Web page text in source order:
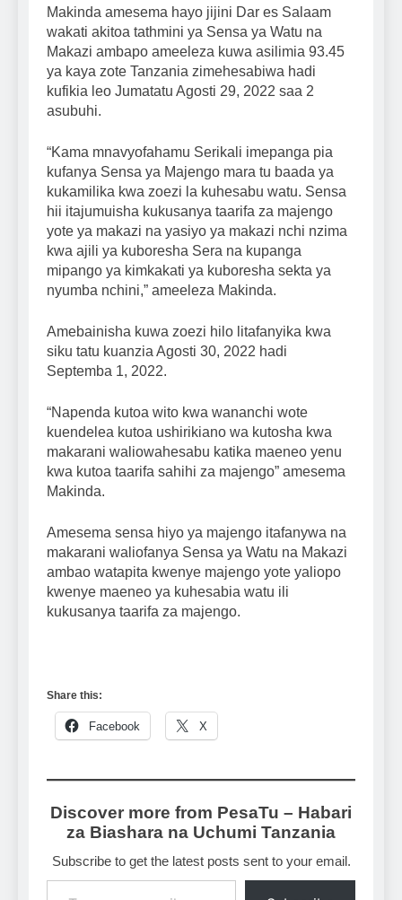
Makinda amesema hayo jijini Dar es Salaam
wakati akitoa tathmini ya Sensa ya Watu na
Makazi ambapo ameeleza kuwa asilimia 93.45
ya kaya zote Tanzania zimehesabiwa hadi
kufikia leo Jumatatu Agosti 29, 2022 saa 2
asubuhi.
“Kama mnavyofahamu Serikali imepanga pia
kufanya Sensa ya Majengo mara tu baada ya
kukamilika kwa zoezi la kuhesabu watu. Sensa
hii itajumuisha kukusanya taarifa za majengo
yote ya makazi na yasiyo ya makazi nchi nzima
kwa ajili ya kuboresha Sera na kupanga
mipango ya kimkakati ya kuboresha sekta ya
nyumba nchini,” ameeleza Makinda.
Amebainisha kuwa zoezi hilo litafanyika kwa
siku tatu kuanzia Agosti 30, 2022 hadi
Septemba 1, 2022.
“Napenda kutoa wito kwa wananchi wote
kuendelea kutoa ushirikiano wa kutosha kwa
makarani waliowahesabu katika maeneo yenu
kwa kutoa taarifa sahihi za majengo” amesema
Makinda.
Amesema sensa hiyo ya majengo itafanywa na
makarani waliofanya Sensa ya Watu na Makazi
ambao watapita kwenye majengo yote yaliopo
kwenye maeneo ya kuhesabia watu ili
kukusanya taarifa za majengo.
Share this:
Facebook X
Discover more from PesaTu – Habari
za Biashara na Uchumi Tanzania
Subscribe to get the latest posts sent to your email.
Type your email…